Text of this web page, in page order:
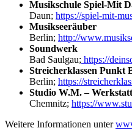
Musikschule Spiel-Mit
Daun; https://spiel-mit-
Musikseeräuber
Berlin; http://
Soundwerk
Bad Saulgau; https://
Streicherklassen Punkt
Berlin; https://
Studio W.M. –
Chemnitz; https://
Weitere Informationen unter